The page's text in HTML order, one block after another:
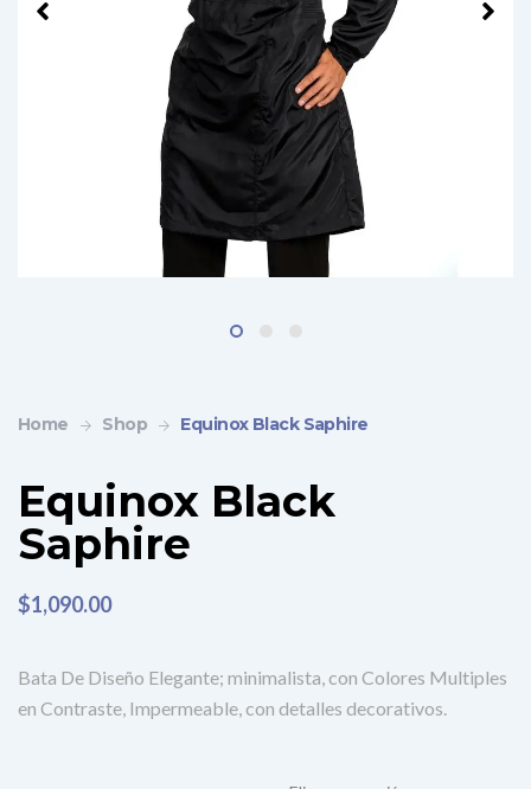
Home Shop Equinox Black Saphire
Equinox Black
Saphire
$1,090.00
Bata De Diseño Elegante; minimalista, con Colores Multiples
en Contraste, Impermeable, con detalles decorativos.